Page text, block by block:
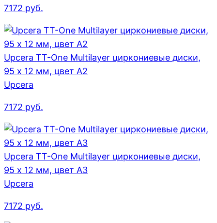
7172 руб.
Upcera TT-One Multilayer циркониевые диски,
95 x 12 мм, цвет A2
Upcera
7172 руб.
Upcera TT-One Multilayer циркониевые диски,
95 x 12 мм, цвет A3
Upcera
7172 руб.